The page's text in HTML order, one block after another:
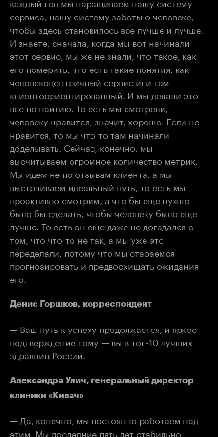
сервиса, нашу систему заботы о человеке,
чтобы здесь становилось все лучше и лучше.
И знаете, сначала, когда мы вот начинали
этот сервис, мы же не знали, что такое, как
его померить, что есть такие понятия, как
человекоцентричный сервис или там
клиентоориентированный. И мы делали это
все по наитию. То есть мы смотрели,
человеку нравится, значит, хорошо. Если не
нравится, то мы что-то там начинали
доделывать. Сейчас, конечно, мы
высчитываем огромное количество метрик.
Мы идем не по отзывам клиента, а мы
выстраиваем идеальный путь, то есть мы
проактивно смотрим, а что бы еще нужно
было бы сделать, чтобы человеку было еще
лучше. То есть он еще даже не догадался о
том, что что-то не так, а мы уже это
переделали, потому что мы стараемся
прогнозировать и предвосхищать ожидания
его.
Денис Горшков, корреспондент
— Ваш путь к успеху продолжается, и яркое
подтверждение тому — вы в топ-10 лучших
здравниц России.
Александра Улич, генеральный директор
клиники «Кивач»
— Да, конечно, мы постоянно работаем над
этим. Мы последние пять лет стабильно